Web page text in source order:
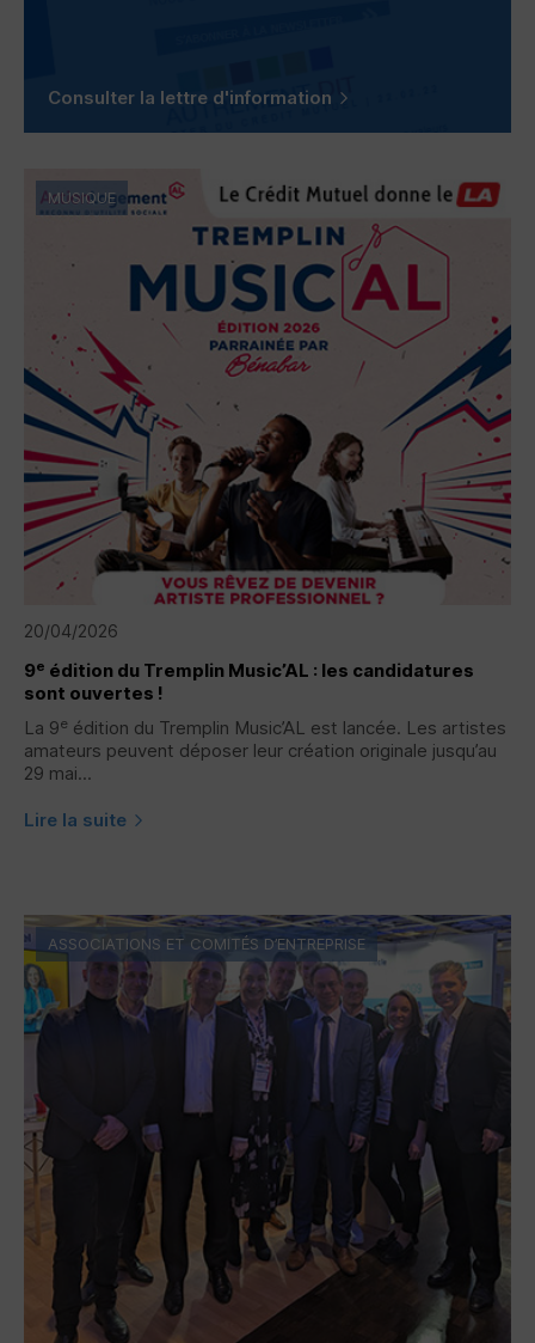
Consulter la lettre d'information
20/04/2026
9e édition du Tremplin Music’AL : les candidatures
sont ouvertes !
La 9e édition du Tremplin Music’AL est lancée. Les artistes
amateurs peuvent déposer leur création originale jusqu’au
29 mai...
Lire la suite
MUSIQUE
ASSOCIATIONS ET COMITÉS D’ENTREPRISE